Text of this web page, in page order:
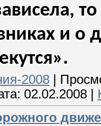
и о
2008 |
02.02.2008 |